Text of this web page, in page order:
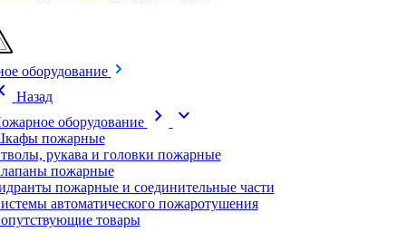
оборудование
Назад
оборудование
chevron_right expand_more
пожарные
рукава и головки пожарные
пожарные
пожарные и соединительные части
автоматического пожаротушения
товары